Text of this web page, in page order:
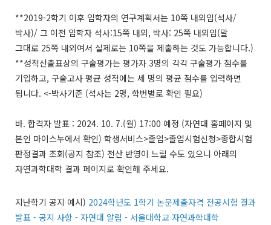
**2019-2학기 이후 입학자의 연구계획서는 10쪽 내외임(석사/
박사)/ 그 이전 입학자 석사:15쪽 내외, 박사: 25쪽 내외임(말
그대로 25쪽 내외여서 실제로는 10쪽을 제출하는 것도 가능합니다.)
**성적산출표상의 구술평가는 평가자 3명의 각각 구술평가 점수를
기입하고, 구술고사 평균 성적에는 세 명의 평균 점수를 입력하면
됩니다. <-박사기준 (석사는 2명, 학번별로 확인 필요)
바. 합격자 발표 : 2024. 10. 7.(월) 17:00 예정 (자연대 홈페이지 및
본인 마이스누에서 확인) 학생서비스>졸업>졸업시험신청>종합시험
판정결과 조회(공지 참조) 전산 반영이 느릴 수도 있으니 아래의
자연과학대학 결과 페이지로 확인해 주세요.
지난학기 공지 예시) 2024학년도 1학기 논문제출자격 전공시험 결과
발표 - 공지 사항 - 자연대 알림 - 서울대학교 자연과학대학